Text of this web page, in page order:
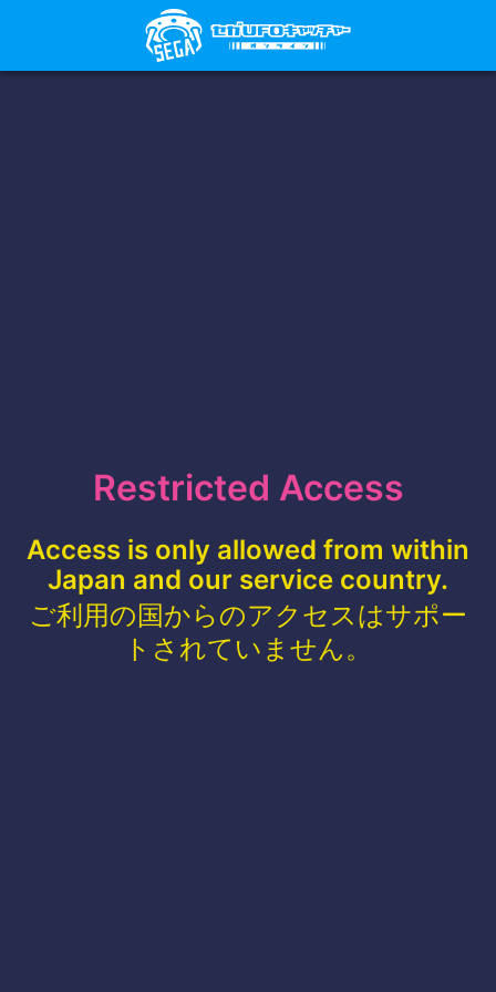
Restricted Access
Access is only allowed from within
Japan and our service country.
ご利用の国からのアクセスはサポー
トされていません。